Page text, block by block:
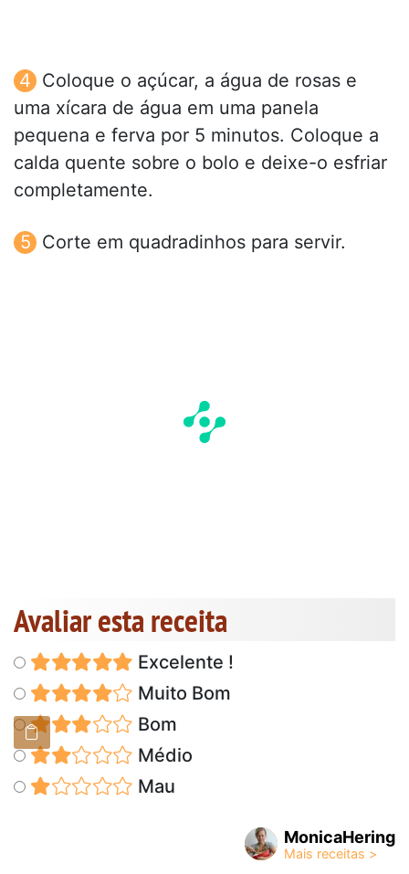
Coloque o açúcar, a água de rosas e
uma xícara de água em uma panela
pequena e ferva por 5 minutos. Coloque a
calda quente sobre o bolo e deixe-o esfriar
completamente.
Corte em quadradinhos para servir.
Avaliar esta receita
Excelente !
Muito Bom
Bom
Médio
Mau
MonicaHering